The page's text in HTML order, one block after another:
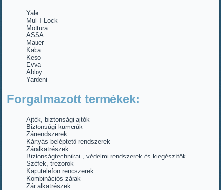
Yale
Mul-T-Lock
Mottura
ASSA
Mauer
Kaba
Keso
Evva
Abloy
Yardeni
Forgalmazott termékek:
Ajtók, biztonsági ajtók
Biztonsági kamerák
Zárrendszerek
Kártyás beléptető rendszerek
Záralkatrészek
Biztonságtechnikai , védelmi rendszerek és kiegészítők
Széfek, trezorok
Kaputelefon rendszerek
Kombinációs zárak
Zár alkatrészek